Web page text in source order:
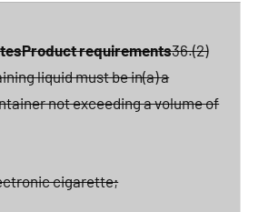
Product requirements36.(2)
liquid must be in(a) a
not exceeding a volume of
cigarette;